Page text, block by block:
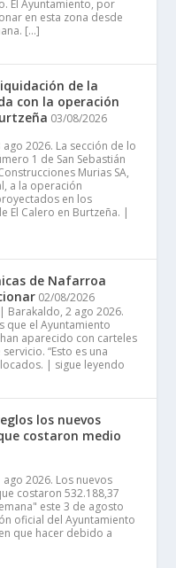
El Ayuntamiento, por
en esta zona desde
[…]
de la
con la operación
03/08/2026
2026. La sección de lo
1 de San Sebastián
Murias SA,
a la operación
en los
El Calero en Burtzeña. |
de Nafarroa
02/08/2026
Barakaldo, 2 ago 2026.
que el Ayuntamiento
aparecido con carteles
“Esto es una
| sigue leyendo
los nuevos
costaron medio
2026. Los nuevos
costaron 532.188,37
este 3 de agosto
oficial del Ayuntamiento
que hacer debido a